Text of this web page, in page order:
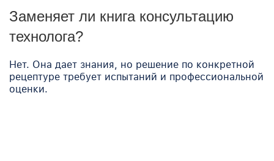
Заменяет ли книга консультацию
технолога?
Нет. Она дает знания, но решение по конкретной
рецептуре требует испытаний и профессиональной
оценки.